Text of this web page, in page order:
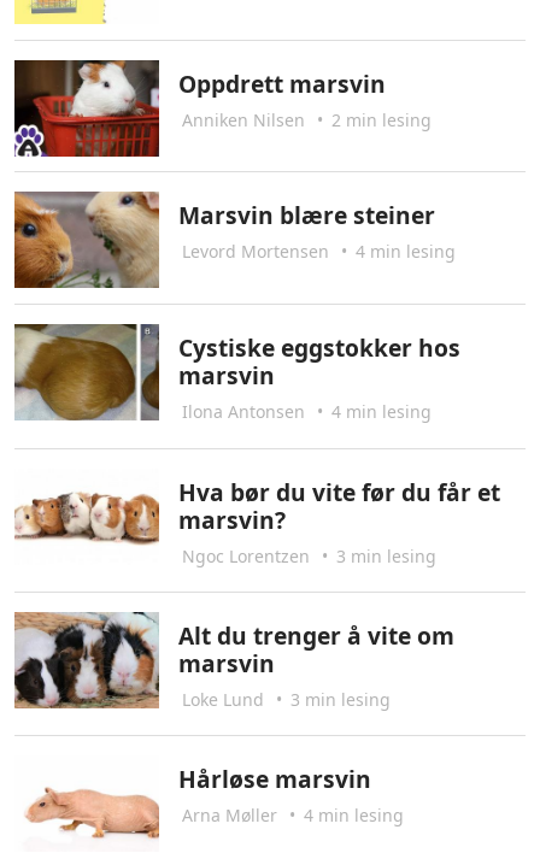
Oppdrett marsvin
Anniken Nilsen • 2 min lesing
Marsvin blære steiner
Levord Mortensen • 4 min lesing
Cystiske eggstokker hos
marsvin
Ilona Antonsen • 4 min lesing
Hva bør du vite før du får et
marsvin?
Ngoc Lorentzen • 3 min lesing
Alt du trenger å vite om
marsvin
Loke Lund • 3 min lesing
Hårløse marsvin
Arna Møller • 4 min lesing